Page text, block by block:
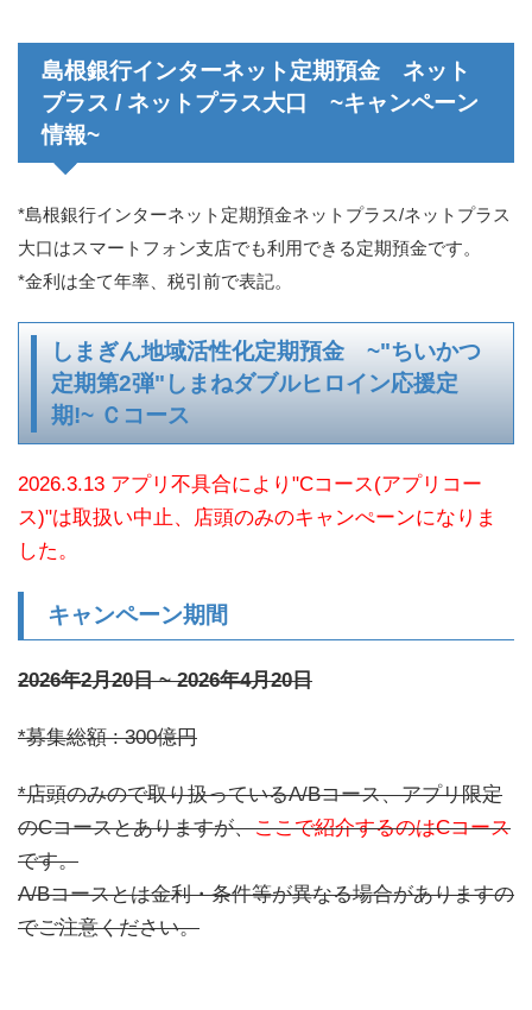
島根銀行インターネット定期預金 ネット
プラス / ネットプラス大口 ~キャンペーン
情報~
*島根銀行インターネット定期預金ネットプラス/ネットプラス
大口はスマートフォン支店でも利用できる定期預金です。
*金利は全て年率、税引前で表記。
しまぎん地域活性化定期預金 ~"ちいかつ
定期第2弾"しまねダブルヒロイン応援定
期!~ Ｃコース
2026.3.13 アプリ不具合により"Cコース(アプリコー
ス)"は取扱い中止、店頭のみのキャンぺーンになりま
した。
キャンペーン期間
2026年2月20日 ~ 2026年4月20日
*募集総額 : 300億円
*店頭のみので取り扱っているA/Bコース、アプリ限定
のCコースとありますが、ここで紹介するのはCコース
です。
A/Bコースとは金利・条件等が異なる場合がありますの
でご注意ください。